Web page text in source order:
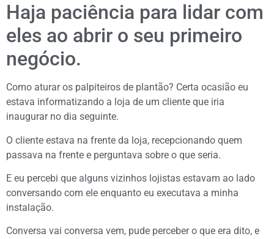
Haja paciência para lidar com
eles ao abrir o seu primeiro
negócio.
Como aturar os palpiteiros de plantão? Certa ocasião eu
estava informatizando a loja de um cliente que iria
inaugurar no dia seguinte.
O cliente estava na frente da loja, recepcionando quem
passava na frente e perguntava sobre o que seria.
E eu percebi que alguns vizinhos lojistas estavam ao lado
conversando com ele enquanto eu executava a minha
instalação.
Conversa vai conversa vem, pude perceber o que era dito, e